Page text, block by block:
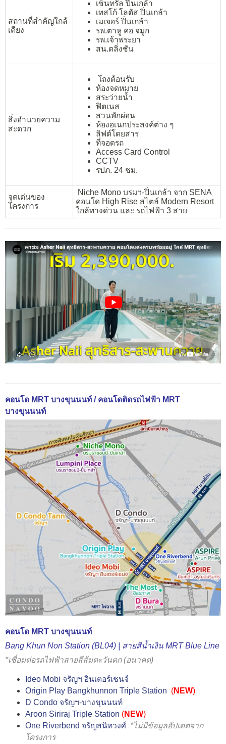
สถานที่สำคัญใกล้
เคียง
เซ็นทรัล ปิ่นเกล้า
เทสโก้ โลตัส ปิ่นเกล้า
เมเจอร์ ปิ่นเกล้า
รพ.ตาหู คอ จมูก
รพ.เจ้าพระยา
สน.ตลิ่งชัน
สิ่งอำนวยความ
สะดวก
โถงต้อนรับ
ห้องจดหมาย
สระว่ายน้ำ
ฟิตเนส
สวนพักผ่อน
ห้องอเนกประสงค์ต่าง ๆ
ลิฟต์โดยสาร
ที่จอดรถ
Access Card Control
CCTV
รปภ. 24 ชม.
จุดเด่นของ
โครงการ
Niche Mono บรมฯ-ปิ่นเกล้า จาก SENA
คอนโด High Rise สไตล์ Modern Resort
ใกล้ทางด่วน และ รถไฟฟ้า 3 สาย
คอนโด MRT บางขุนนนท์ / คอนโดติดรถไฟฟ้า MRT
บางขุนนนท์
คอนโด MRT บางขุนนนท์
Bang Khun Non Station (BL04) | สายสีน้ำเงิน MRT Blue Line
*เชื่อมต่อรถไฟฟ้าสายสีส้มตะวันตก (อนาคต)
Ideo Mobi จรัญฯ อินเตอร์เชนจ์
Origin Play Bangkhunnon Triple Station (NEW)
D Condo จรัญฯ-บางขุนนนท์
Aroon Siriraj Triple Station (NEW)
One Riverbend จรัญสนิทวงศ์ *ไม่มีข้อมูลอัปเดตจาก
โครงการ